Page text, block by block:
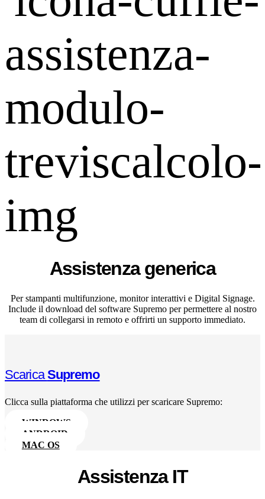
Assistenza generica
Per stampanti multifunzione, monitor interattivi e Digital Signage.
Include il download del software Supremo per permettere al nostro
team di collegarsi in remoto e offrirti un supporto immediato.
ScaricaSupremo
Clicca sulla piattaforma che utilizzi per scaricare Supremo:
WINDOWS
ANDROID
MAC OS
Assistenza IT